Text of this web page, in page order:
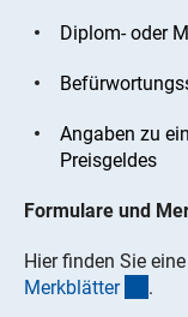
Diplom- oder
Angaben zu
Preisgeldes
Formulare und
Hier finden Sie eine
Merkblätter .